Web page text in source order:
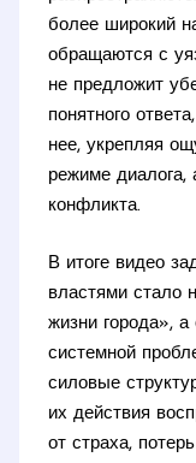
более широкий
обращаются с
не предложит
понятного
нее, укрепляя
режиме диалога,
конфликта.
В итоге видео
властями стало
жизни города»,
системной
силовые
их действия
от страха,